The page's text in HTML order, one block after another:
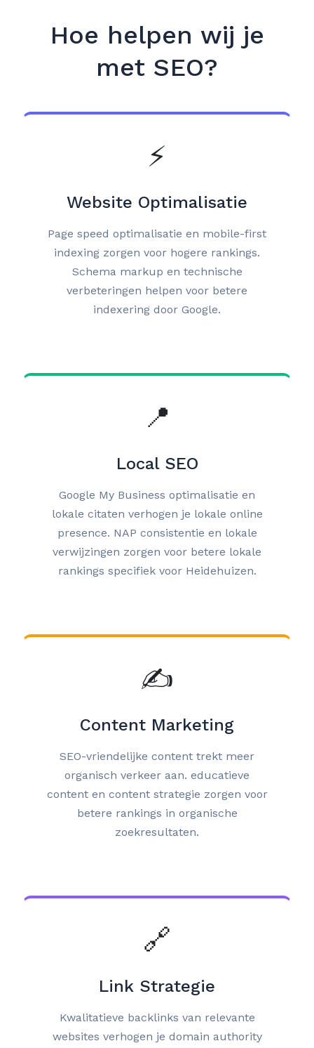
Hoe helpen wij je
met SEO?
⚡
Website Optimalisatie
Page speed optimalisatie en mobile-first
indexing zorgen voor hogere rankings.
Schema markup en technische
verbeteringen helpen voor betere
indexering door Google.
📍
Local SEO
Google My Business optimalisatie en
lokale citaten verhogen je lokale online
presence. NAP consistentie en lokale
verwijzingen zorgen voor betere lokale
rankings specifiek voor Heidehuizen.
✍️
Content Marketing
SEO-vriendelijke content trekt meer
organisch verkeer aan. educatieve
content en content strategie zorgen voor
betere rankings in organische
zoekresultaten.
🔗
Link Strategie
Kwalitatieve backlinks van relevante
websites verhogen je domain authority